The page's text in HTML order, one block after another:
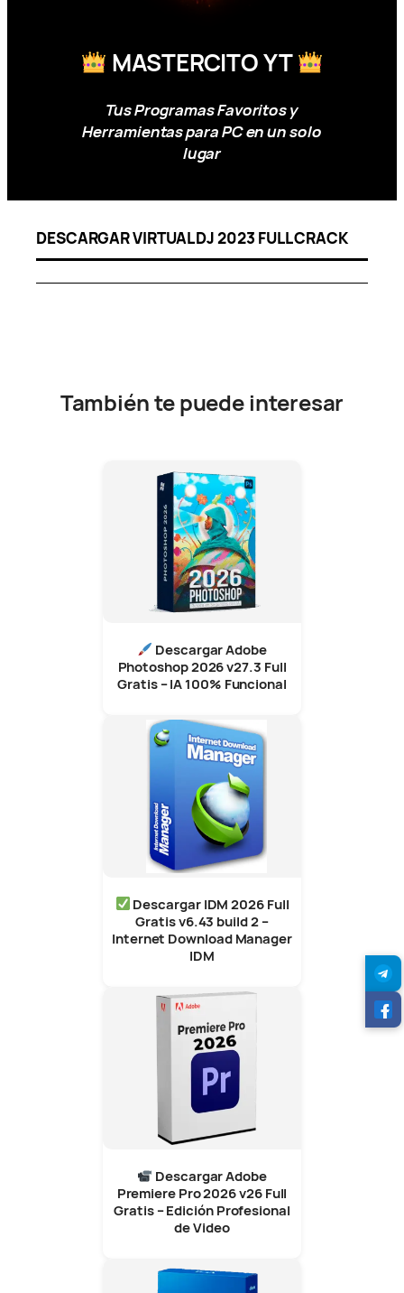
MASTERCITO YT
Tus Programas Favoritos y
Herramientas para PC en un solo
lugar
DESCARGAR VIRTUAL DJ 2023 FULL CRACK
También te puede interesar
Descargar Adobe
Photoshop 2026 v27.3 Full
Gratis – IA 100% Funcional
Descargar IDM 2026 Full
Gratis v6.43 build 2 –
Internet Download Manager
IDM
Descargar Adobe
Premiere Pro 2026 v26 Full
Gratis – Edición Profesional
de Video